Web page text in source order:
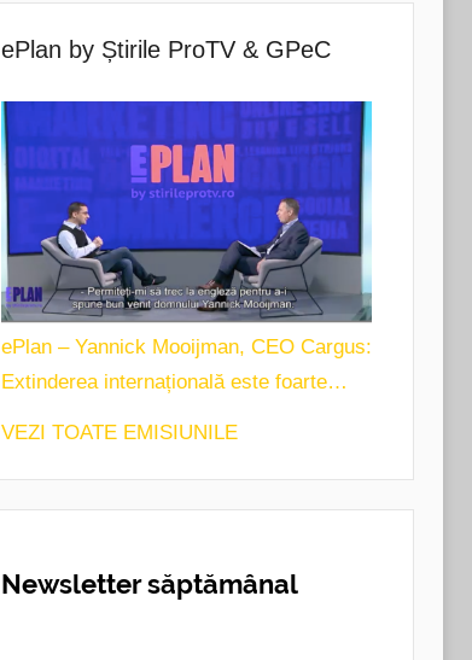
ePlan by Știrile ProTV & GPeC
ePlan – Yannick Mooijman, CEO Cargus:
Extinderea internațională este foarte
VEZI TOATE EMISIUNILE
Newsletter săptămânal